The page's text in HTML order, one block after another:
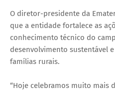
O diretor-presidente da
que a entidade fortalece as
conhecimento técnico do
desenvolvimento sustentável
famílias rurais.
“Hoje celebramos muito mais